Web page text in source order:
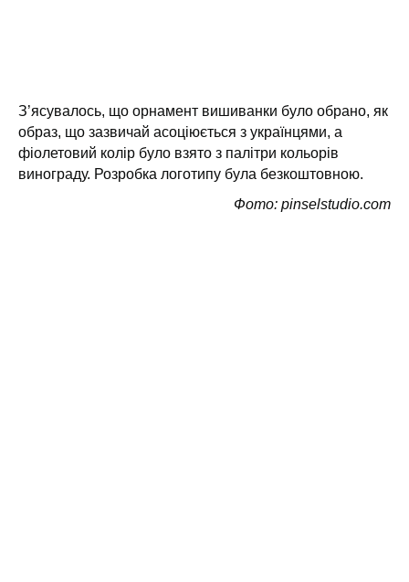
З’ясувалось, що орнамент вишиванки було обрано, як
образ, що зазвичай асоціюється з українцями, а
фіолетовий колір було взято з палітри кольорів
винограду. Розробка логотипу була безкоштовною.
Фото: pinselstudio.com